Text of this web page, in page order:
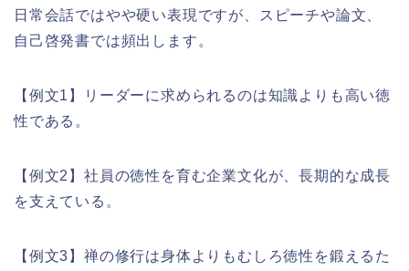
日常会話ではやや硬い表現ですが、スピーチや論文、
自己啓発書では頻出します。
【例文1】リーダーに求められるのは知識よりも高い徳
性である。
【例文2】社員の徳性を育む企業文化が、長期的な成長
を支えている。
【例文3】禅の修行は身体よりもむしろ徳性を鍛えるた